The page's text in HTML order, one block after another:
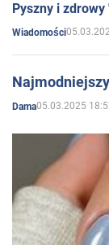
Pyszny i
Wiadomości
Dama05.03.2025